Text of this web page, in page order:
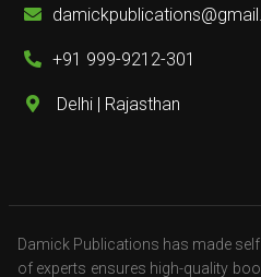
+91 999-9212-301
Delhi | Rajasthan
Damick Publications has made
of experts ensures high-quality